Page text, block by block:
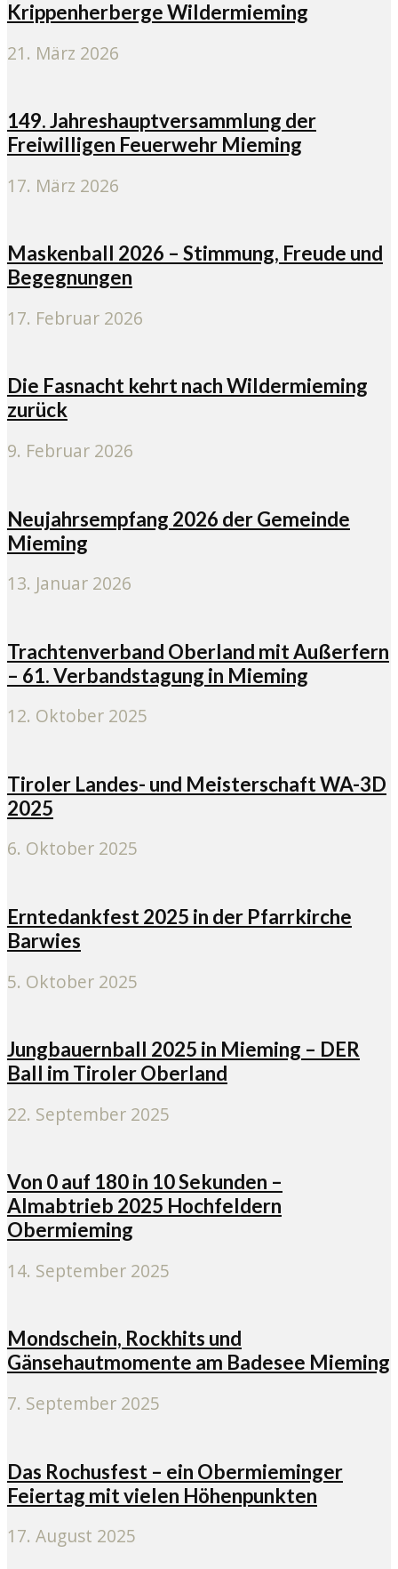
Krippenherberge Wildermieming
21. März 2026
149. Jahreshauptversammlung der
Freiwilligen Feuerwehr Mieming
17. März 2026
Maskenball 2026 – Stimmung, Freude und
Begegnungen
17. Februar 2026
Die Fasnacht kehrt nach Wildermieming
zurück
9. Februar 2026
Neujahrsempfang 2026 der Gemeinde
Mieming
13. Januar 2026
Trachtenverband Oberland mit Außerfern
– 61. Verbandstagung in Mieming
12. Oktober 2025
Tiroler Landes- und Meisterschaft WA-3D
2025
6. Oktober 2025
Erntedankfest 2025 in der Pfarrkirche
Barwies
5. Oktober 2025
Jungbauernball 2025 in Mieming – DER
Ball im Tiroler Oberland
22. September 2025
Von 0 auf 180 in 10 Sekunden –
Almabtrieb 2025 Hochfeldern
Obermieming
14. September 2025
Mondschein, Rockhits und
Gänsehautmomente am Badesee Mieming
7. September 2025
Das Rochusfest – ein Obermieminger
Feiertag mit vielen Höhenpunkten
17. August 2025